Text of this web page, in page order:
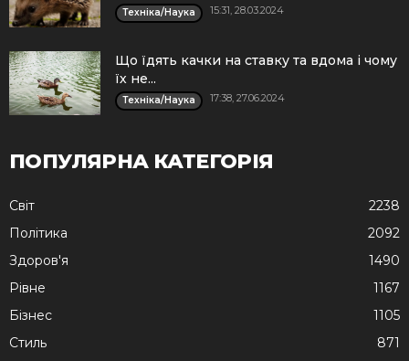
Техніка/Наука 15:31, 28.03.2024
Що їдять качки на ставку та вдома і чому
їх не...
Техніка/Наука 17:38, 27.06.2024
ПОПУЛЯРНА КАТЕГОРІЯ
Cвіт
2238
Політика
2092
Здоров'я
1490
Рівне
1167
Бізнес
1105
Стиль
871